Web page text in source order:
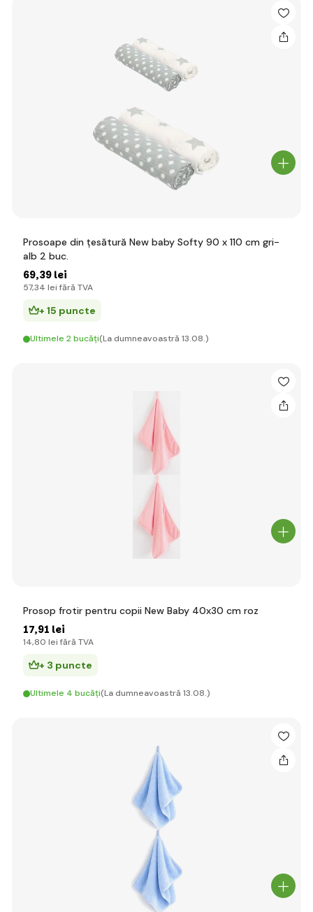
Prosoape din țesătură New baby Softy 90 x 110 cm gri-
alb 2 buc.
69,39 lei
57,34 lei fără TVA
+ 15 puncte
Ultimele 2 bucăți(La dumneavoastră 13.08.)
Prosop frotir pentru copii New Baby 40x30 cm roz
17,91 lei
14,80 lei fără TVA
+ 3 puncte
Ultimele 4 bucăți(La dumneavoastră 13.08.)